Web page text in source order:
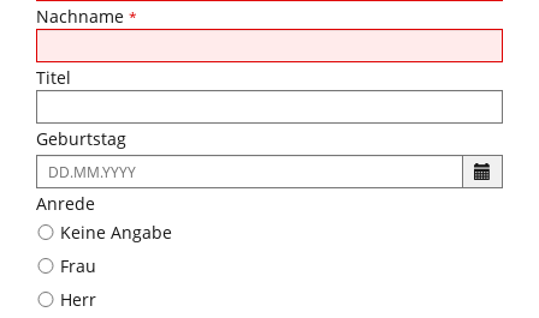
Nachname *
Titel
Geburtstag
Es
ist
folgendes
Eingabeformat
gefordert:
Anrede
Keine Angabe
Frau
Herr